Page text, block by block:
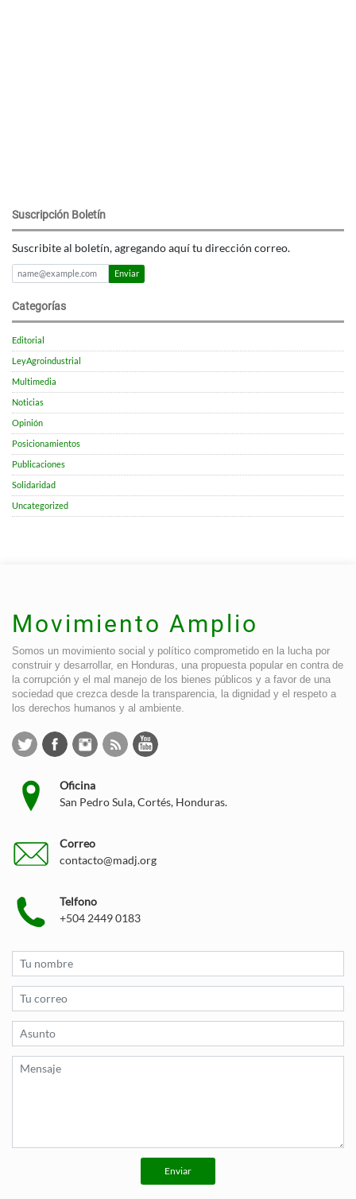
Suscripción Boletín
Suscribite al boletín, agregando aquí tu dirección correo.
Enviar
Categorías
Editorial
LeyAgroindustrial
Multimedia
Noticias
Opinión
Posicionamientos
Publicaciones
Solidaridad
Uncategorized
Movimiento Amplio
Somos un movimiento social y político comprometido en la lucha por
construir y desarrollar, en Honduras, una propuesta popular en contra de
la corrupción y el mal manejo de los bienes públicos y a favor de una
sociedad que crezca desde la transparencia, la dignidad y el respeto a
los derechos humanos y al ambiente.
Oficina
San Pedro Sula, Cortés, Honduras.
Correo
contacto@madj.org
Telfono
+504 2449 0183
Enviar